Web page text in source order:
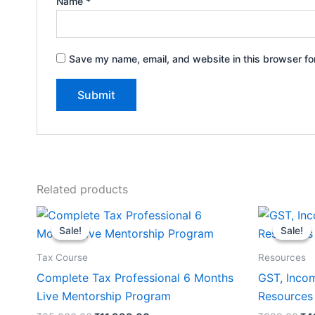
Save my name, email, and website in this browser
Related products
Sale!
Sale!
Tax Course
Complete Tax Professional 6 Months
Live Mentorship Program
Original
price
was:
Current
price
is:
Sale!
Sale!
Resources
GST,
Resources